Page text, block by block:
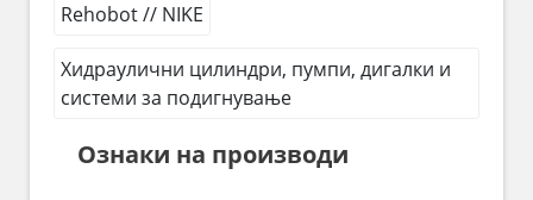
Rehobot // NIKE
Хидраулични цилиндри, пумпи, дигалки и
системи за подигнување
Ознаки на производи